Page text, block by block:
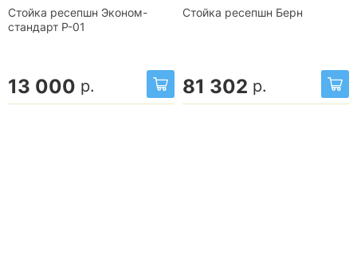
Стойка ресепшн Эконом-
стандарт Р-01
13 000 р.
Стойка ресепшн Берн
81 302 р.